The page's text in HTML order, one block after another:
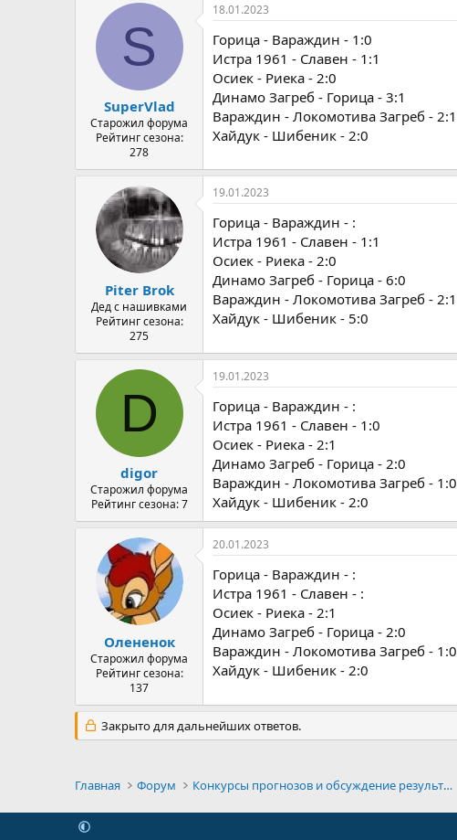
S
SuperVlad
Старожил форума
Рейтинг сезона:
278
18.01.2023
Горица - Вараждин - 1:0
Истра 1961 - Славен - 1:1
Осиек - Риека - 2:0
Динамо Загреб - Горица - 3:1
Вараждин - Локомотива Загреб - 2:1
Хайдук - Шибеник - 2:0
Piter Brok
Дед с нашивками
Рейтинг сезона:
275
19.01.2023
Горица - Вараждин - :
Истра 1961 - Славен - 1:1
Осиек - Риека - 2:0
Динамо Загреб - Горица - 6:0
Вараждин - Локомотива Загреб - 2:1
Хайдук - Шибеник - 5:0
D
digor
Старожил форума
Рейтинг сезона: 7
19.01.2023
Горица - Вараждин - :
Истра 1961 - Славен - 1:0
Осиек - Риека - 2:1
Динамо Загреб - Горица - 2:0
Вараждин - Локомотива Загреб - 1:0
Хайдук - Шибеник - 2:0
Олененок
Старожил форума
Рейтинг сезона:
137
20.01.2023
Горица - Вараждин - :
Истра 1961 - Славен - :
Осиек - Риека - 2:1
Динамо Загреб - Горица - 2:0
Вараждин - Локомотива Загреб - 1:0
Хайдук - Шибеник - 2:0
Закрыто для дальнейших ответов.
Главная Форум Конкурсы прогнозов и обсуждение результатов